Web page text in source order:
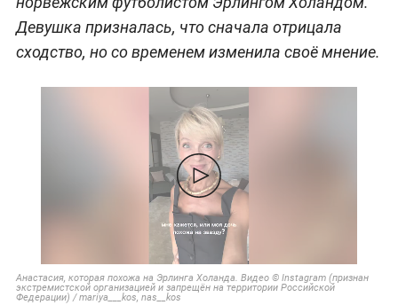
Девушка призналась, что сначала отрицала
сходство, но со временем изменила своё мнение.
Анастасия, которая похожа на Эрлинга Холанда. Видео © Instagram (признан
экстремистской организацией и запрещён на территории Российской
Федерации) / mariya___kos, nas__kos